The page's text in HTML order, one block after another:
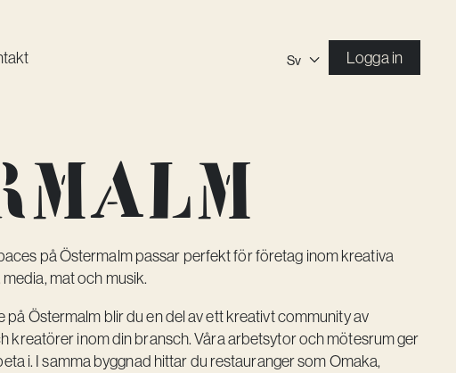
Sv Logga in
på Östermalm passar perfekt för företag inom kreativa
mat och musik.
Östermalm blir du en del av ett kreativt community av
kreatörer inom din bransch. Våra arbetsytor och mötesrum ger
i. I samma byggnad hittar du restauranger som Omaka,